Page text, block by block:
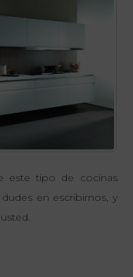
este tipo de cocinas
en escribirnos, y